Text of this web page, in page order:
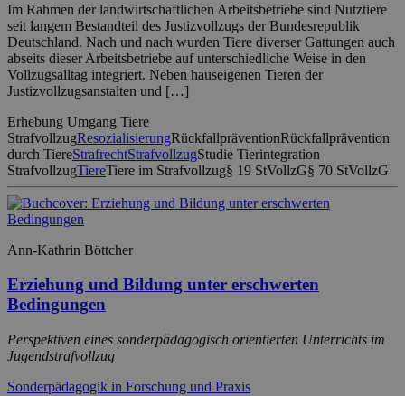
Im Rahmen der landwirtschaftlichen Arbeitsbetriebe sind Nutztiere
seit langem Bestandteil des Justizvollzugs der Bundesrepublik
Deutschland. Nach und nach wurden Tiere diverser Gattungen auch
abseits dieser Arbeitsbetriebe auf unterschiedliche Weise in den
Vollzugsalltag integriert. Neben hauseigenen Tieren der
Justizvollzugsanstalten und […]
Erhebung Umgang Tiere
StrafvollzugResozialisierungRückfallpräventionRückfallprävention
durch TiereStrafrechtStrafvollzugStudie Tierintegration
StrafvollzugTiereTiere im Strafvollzug§ 19 StVollzG§ 70 StVollzG
Ann-Kathrin Böttcher
Erziehung und Bildung unter erschwerten
Bedingungen
Perspektiven eines sonderpädagogisch orientierten Unterrichts im
Jugendstrafvollzug
Sonderpädagogik in Forschung und Praxis